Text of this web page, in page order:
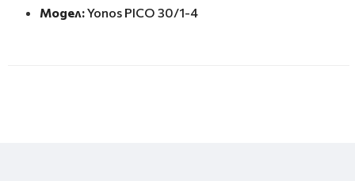
Модел:Yonos PICO 30/1-4